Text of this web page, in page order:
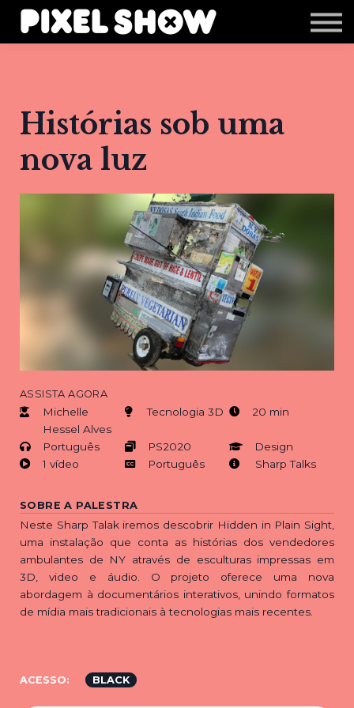
Shop
Revista Zupi
Histórias sob uma
nova luz
ASSISTA AGORA
Michelle
Hessel Alves
Tecnologia 3D 20 min
Português PS2020
Design
1 vídeo
Português Sharp Talks
SOBRE A PALESTRA
Neste Sharp Talak iremos descobrir Hidden in Plain Sight,
uma instalação que conta as histórias dos vendedores
ambulantes de NY através de esculturas impressas em
3D, video e áudio. O projeto oferece uma nova
abordagem à documentários interativos, unindo formatos
de mídia mais tradicionais à tecnologias mais recentes.
ACESSO: BLACK